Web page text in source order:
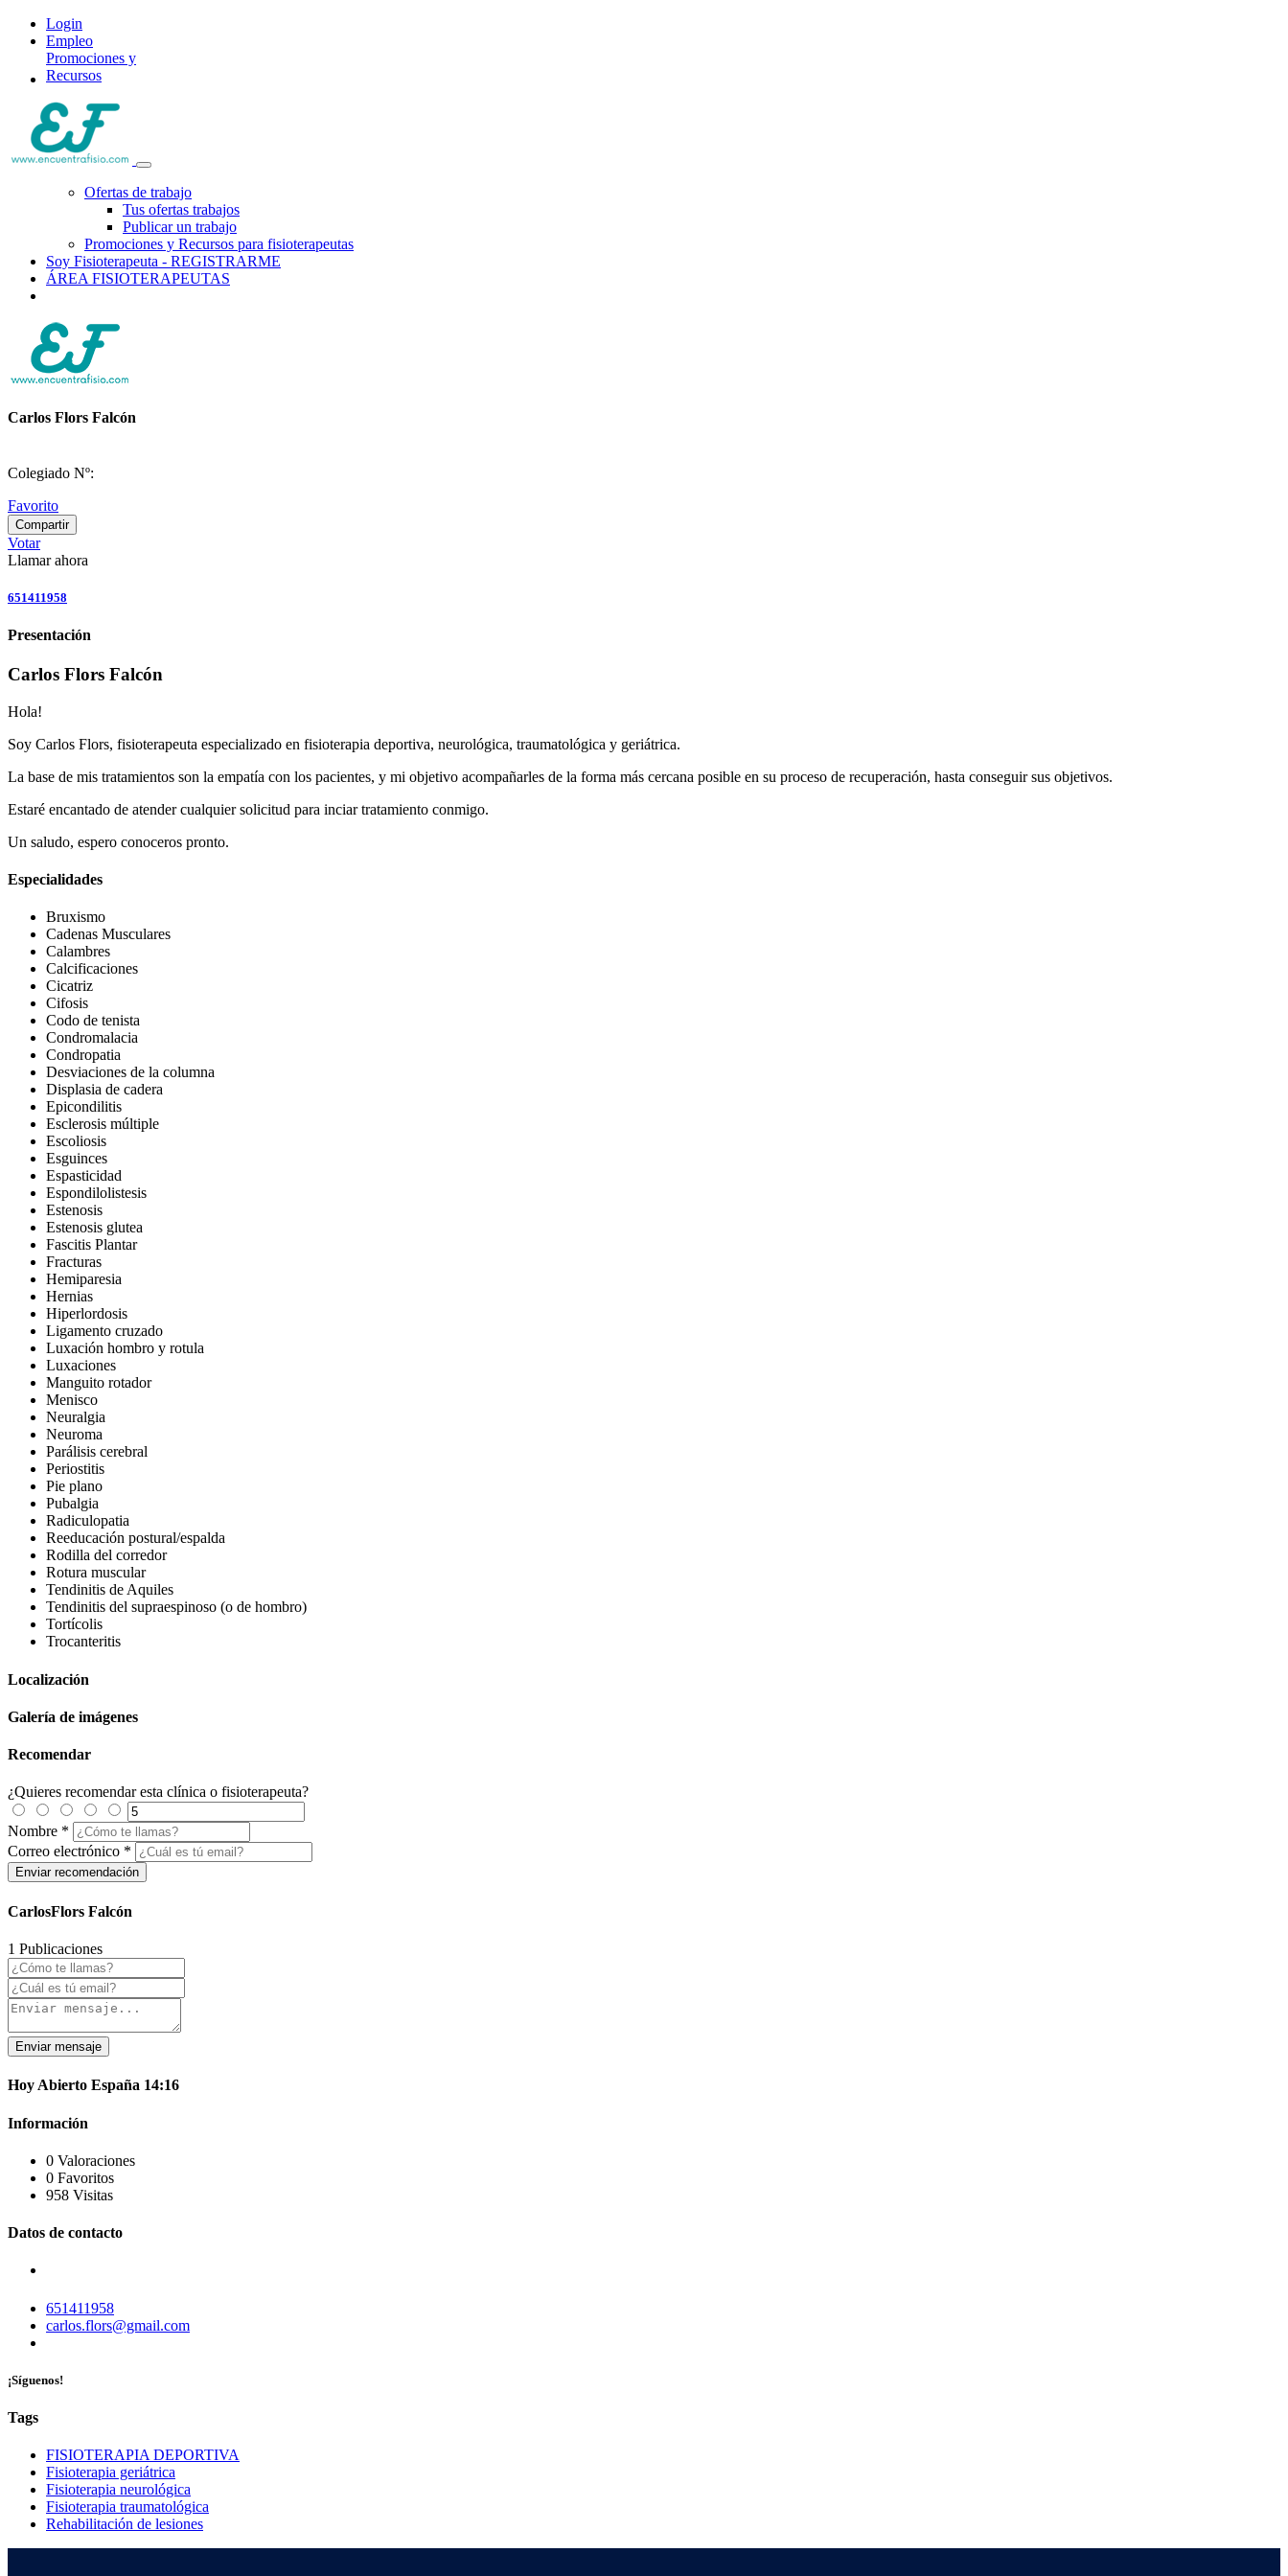
Login
Empleo
Promociones y
Recursos
Ofertas de trabajo
Tus ofertas trabajos
Publicar un trabajo
Promociones y Recursos para fisioterapeutas
Soy Fisioterapeuta - REGISTRARME
ÁREA FISIOTERAPEUTAS
Carlos Flors Falcón
Colegiado Nº:
Favorito
Compartir
Votar
Llamar ahora
651411958
Presentación
Carlos Flors Falcón
Hola!
Soy Carlos Flors, fisioterapeuta especializado en fisioterapia deportiva, neurológica, traumatológica y geriátrica.
La base de mis tratamientos son la empatía con los pacientes, y mi objetivo acompañarles de la forma más cercana posible en su proceso de recuperación, hasta conseguir sus objetivos.
Estaré encantado de atender cualquier solicitud para inciar tratamiento conmigo.
Un saludo, espero conoceros pronto.
Especialidades
Bruxismo
Cadenas Musculares
Calambres
Calcificaciones
Cicatriz
Cifosis
Codo de tenista
Condromalacia
Condropatia
Desviaciones de la columna
Displasia de cadera
Epicondilitis
Esclerosis múltiple
Escoliosis
Esguinces
Espasticidad
Espondilolistesis
Estenosis
Estenosis glutea
Fascitis Plantar
Fracturas
Hemiparesia
Hernias
Hiperlordosis
Ligamento cruzado
Luxación hombro y rotula
Luxaciones
Manguito rotador
Menisco
Neuralgia
Neuroma
Parálisis cerebral
Periostitis
Pie plano
Pubalgia
Radiculopatia
Reeducación postural/espalda
Rodilla del corredor
Rotura muscular
Tendinitis de Aquiles
Tendinitis del supraespinoso (o de hombro)
Tortícolis
Trocanteritis
Localización
Galería de imágenes
Recomendar
¿Quieres recomendar esta clínica o fisioterapeuta?
Nombre *
Correo electrónico *
CarlosFlors Falcón
1 Publicaciones
Enviar mensaje
Hoy Abierto España 14:16
Información
0 Valoraciones
0 Favoritos
958 Visitas
Datos de contacto
651411958
carlos.flors@gmail.com
¡Síguenos!
Tags
FISIOTERAPIA DEPORTIVA
Fisioterapia geriátrica
Fisioterapia neurológica
Fisioterapia traumatológica
Rehabilitación de lesiones